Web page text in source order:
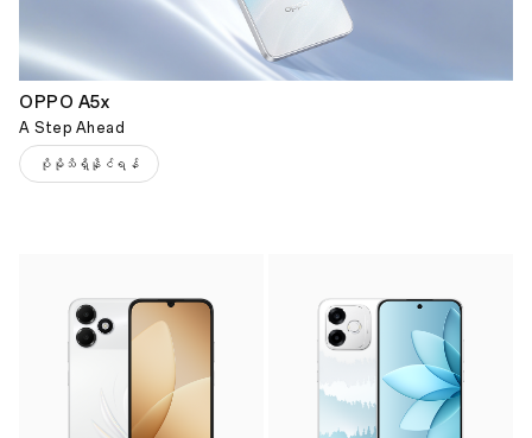
OPPO A5x
A Step Ahead
ပိုမိုသိရှိနိုင်ရန်